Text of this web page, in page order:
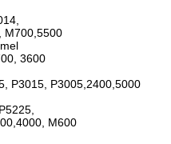
M700,5500
3600
P3015, P3005,2400,5000
M600